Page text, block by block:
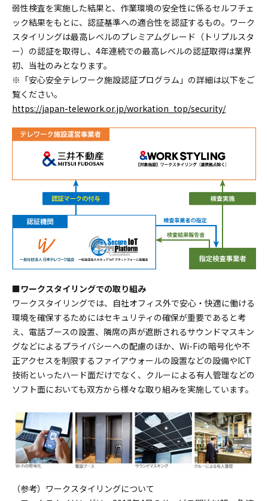
弱性検査を実施した結果と、作業環境の安全性に係るセルフチェ
ック結果をもとに、認証基準への適合性を認証するもの。ワーク
スタイリングは最高レベルのプレミアムグレード（トリプルスタ
ー）の認証を取得し、4年連続での最高レベルの認証取得は業界
初、当社のみとなります。
※「安心安全テレワーク施設認証プログラム」の詳細は以下をご
覧ください。
https://japan-telework.or.jp/workation_top/security/
■ワークスタイリングでの取り組み
ワークスタイリングでは、自社オフィス外で安心・快適に働ける
環境を確保するためにはセキュリティの確保が重要であると考
え、電話ブースの設置、隣席の声が遮断されるサウンドマスキン
グなどによるプライバシーへの配慮のほか、Wi-Fiの暗号化や不
正アクセスを制限するファイアウォールの設置などの設備やICT
技術といったハード面だけでなく、クルーによる有人管理などの
ソフト面においても双方から様々な取り組みを実施しています。
（参考）ワークスタイリングについて